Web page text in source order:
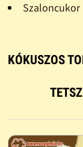
Szaloncukor
KÓKUSZOS